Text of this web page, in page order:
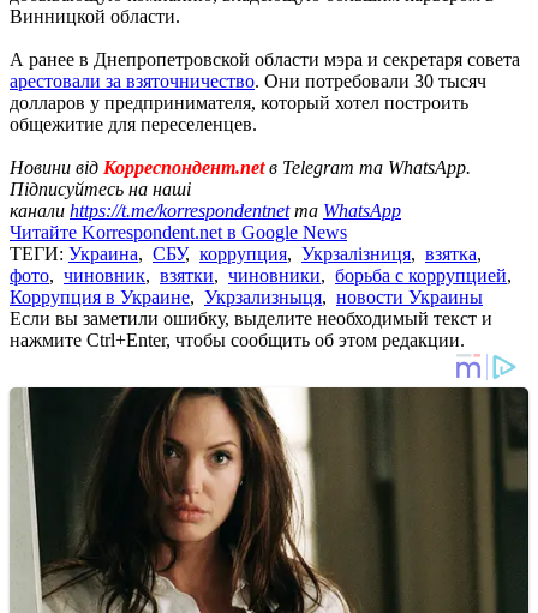
Винницкой области.
А ранее в Днепропетровской области мэра и секретаря совета
арестовали за взяточничество. Они потребовали 30 тысяч
долларов у предпринимателя, который хотел построить
общежитие для переселенцев.
Новини від Корреспондент.netв Telegram та WhatsApp.
Підписуйтесь на наші
канали https://t.me/korrespondentnetта WhatsApp
Читайте Korrespondent.net в Google News
ТЕГИ: Украина, СБУ, коррупция, Укрзалізниця, взятка,
фото, чиновник, взятки, чиновники, борьба с коррупцией,
Коррупция в Украине, Укрзализныця, новости Украины
Если вы заметили ошибку, выделите необходимый текст и
нажмите Ctrl+Enter, чтобы сообщить об этом редакции.